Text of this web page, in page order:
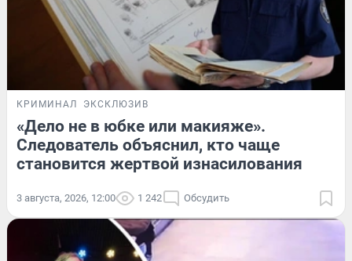
КРИМИНАЛ ЭКСКЛЮЗИВ
«Дело не в юбке или макияже».
Следователь объяснил, кто чаще
становится жертвой изнасилования
3 августа, 2026, 12:00 1 242 Обсудить